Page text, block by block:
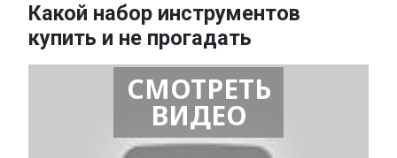
Какой набор инструментов
купить и не прогадать
СМОТРЕТЬ
ВИДЕО